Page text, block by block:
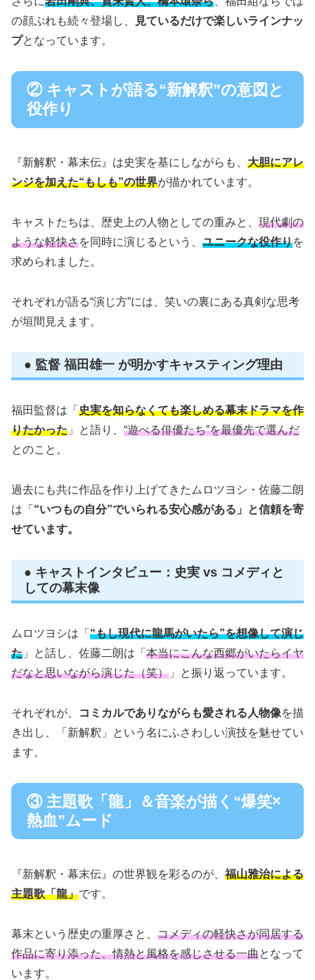
の顔ぶれも続々登場し、
見ているだけで楽しいラインナッ
プとなっています。
② キャストが語る“新解釈”の意図と
役作り
『新解釈・幕末伝』は史実を基にしながらも、 大胆にアレ
ンジを加えた“もしも”の世界が描かれています。
キャストたちは、歴史上の人物としての重みと、 現代劇の
ような軽快さを同時に演じるという、 ユニークな役作りを
求められました。
それぞれが語る“演じ方”には、笑いの裏にある真剣な思考
が垣間見えます。
● 監督 福田雄一 が明かすキャスティング理由
福田監督は「 史実を知らなくても楽しめる幕末ドラマを作
りたかった 」と語り、 “遊べる俳優たち”を最優先で選んだ
とのこと。
過去にも共に作品を作り上げてきたムロツヨシ・佐藤二朗
は「 “いつもの自分”でいられる安心感がある」と信頼を寄
せています。
● キャストインタビュー：史実 vs コメディと
しての幕末像
ムロツヨシは「 “もし現代に龍馬がいたら”を想像して演じ
た 」と話し、佐藤二朗は「 本当にこんな西郷がいたらイヤ
だなと思いながら演じた（笑） 」と振り返っています。
それぞれが、 コミカルでありながらも愛される人物像を描
き出し、「新解釈」という名にふさわしい演技を魅せてい
ます。
③ 主題歌「龍」＆音楽が描く“爆笑×
熱血”ムード
『新解釈・幕末伝』の世界観を彩るのが、 福山雅治による
主題歌「龍」です。
幕末という歴史の重厚さと、 コメディの軽快さが同居する
作品に寄り添った、情熱と風格を感じさせる一曲となって
います。